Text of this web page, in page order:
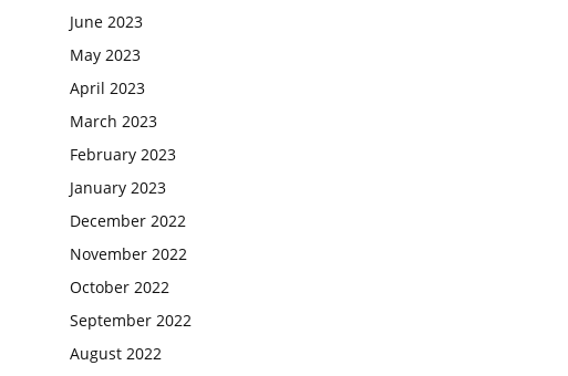
June 2023
May 2023
April 2023
March 2023
February 2023
January 2023
December 2022
November 2022
October 2022
September 2022
August 2022